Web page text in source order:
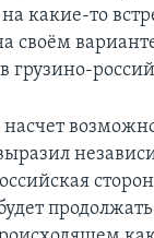
какие-то
своём
грузино-